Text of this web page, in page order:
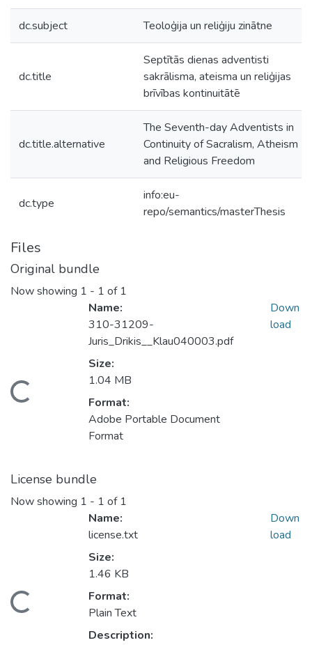
dc.subject Teoloģija un reliģiju zinātne
dc.title
Septītās dienas adventisti
sakrālisma, ateisma un reliģijas
brīvības kontinuitātē
dc.title.alternative
The Seventh-day Adventists in
Continuity of Sacralism, Atheism
and Religious Freedom
dc.type
info:eu-
repo/semantics/masterThesis
Files
Original bundle
Now showing 1 - 1 of 1
Name:
310-31209-
Juris_Drikis__Klau040003.pdf
Size:
1.04 MB
Format:
Adobe Portable Document
Format
Down
load
License bundle
Now showing 1 - 1 of 1
Name:
license.txt
Size:
1.46 KB
Format:
Plain Text
Description:
Down
load